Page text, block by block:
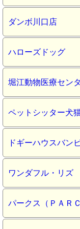
ダンボ川口店
ハローズドッグ
堀江動物医療セン
ペットシッター犬
ドギーハウスバン
ワンダフル・リズ
パークス（ＰＡＲＣ